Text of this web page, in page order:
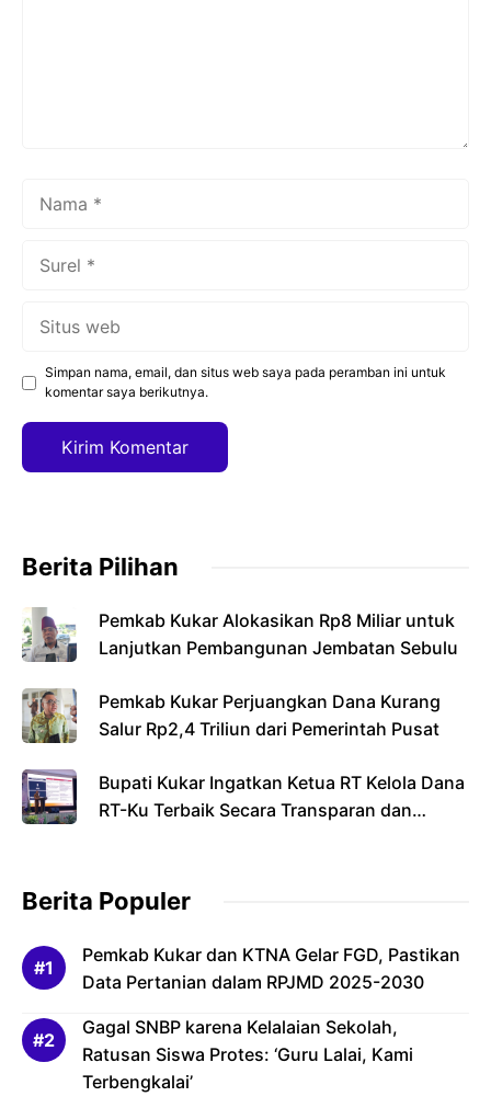
Simpan nama, email, dan situs web saya pada peramban ini untuk
komentar saya berikutnya.
Berita Pilihan
Pemkab Kukar Alokasikan Rp8 Miliar untuk
Lanjutkan Pembangunan Jembatan Sebulu
Pemkab Kukar Perjuangkan Dana Kurang
Salur Rp2,4 Triliun dari Pemerintah Pusat
Bupati Kukar Ingatkan Ketua RT Kelola Dana
RT-Ku Terbaik Secara Transparan dan
Berita Populer
Pemkab Kukar dan KTNA Gelar FGD, Pastikan
Data Pertanian dalam RPJMD 2025-2030
Gagal SNBP karena Kelalaian Sekolah,
Ratusan Siswa Protes: ‘Guru Lalai, Kami
Terbengkalai’